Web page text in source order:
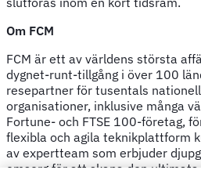
Om FCM
FCM är ett av världens största
dygnet-runt-tillgång i över 100
resepartner för tusentals
organisationer, inklusive många
Fortune- och FTSE 100-företag,
flexibla och agila teknikplattform
av expertteam som erbjuder
omsorg för att skapa den